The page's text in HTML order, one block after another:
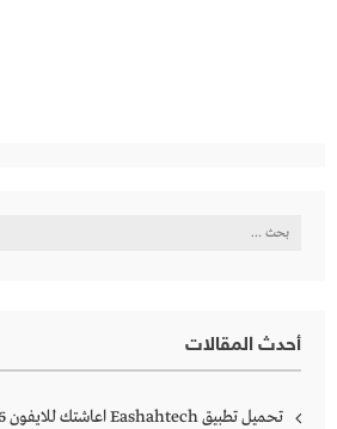
البحث
أحدث المقالات